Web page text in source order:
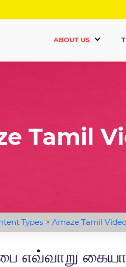
ABOUT US
Tamil
Types > Amaze Tamil
எவ்வாறு